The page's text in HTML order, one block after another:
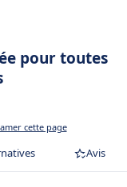
pour toutes
cette page
Avis